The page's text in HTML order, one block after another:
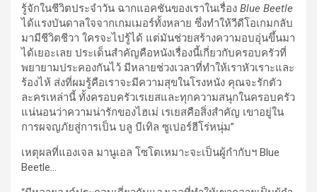
รู้จักในชีวิตประจำวัน ฉากแอคชันของเราในเรื่อง Blue Beetle
ได้แรงบันดาลใจจากเกมเมอร์ทั้งหลาย ซึ่งทำให้วีดีโอเกมกลับ
มามีชีวิตชีวา ใครจะไปรู้ได้ แต่มันช่วยสร้างความอบอุ่นขึ้นมา
ได้เยอะเลย ประเด็นสำคัญคือหนังเรื่องนี้เกี่ยวกับครอบครัวที่
พยายามประคองกันไว้ มีหลายช่วงเวลาที่ทำให้เราหัวเราะและ
ร้องไห้ ส่งที่ผมรู้คือเราจะมีความสุขในโรงหนัง คุณจะรักตัว
ละครเหล่านี้ ทั้งครอบครัวเรเยสและทุกความสนุกในครอบครัว
แน่นอนว่าความน่ารักของไฮเม่ เรเยสคือสิ่งสำคัญ เขาอยู่ใน
การผจญภัยสู่การเป็น บลู บีเทิล ซูเปอร์ฮีโร่หนุ่ม”
เหตุผลที่แองเจล มานูเอล โซโตเหมาะจะเป็นผู้กำกับฯ Blue
Beetle…